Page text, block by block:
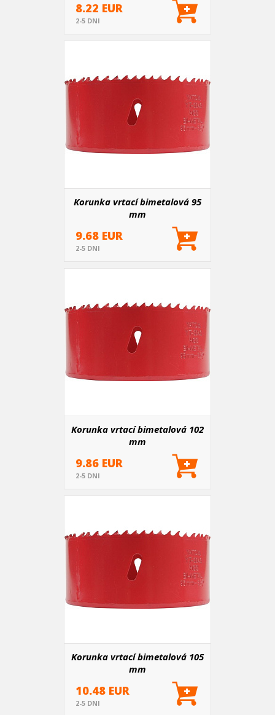
8.22 EUR
2-5 DNI
Korunka vrtací bimetalová 95
mm
9.68 EUR
2-5 DNI
Korunka vrtací bimetalová 102
mm
9.86 EUR
2-5 DNI
Korunka vrtací bimetalová 105
mm
10.48 EUR
2-5 DNI